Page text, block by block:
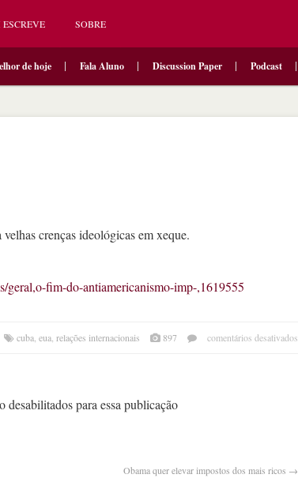
SOBRE
de hoje Fala Aluno Discussion Paper Podcast
crenças ideológicas em xeque.
geral,o-fim-do-antiamericanismo-imp-,1619555
cuba eua relações internacionais 897 comentários desativados
desabilitados para essa publicação
Obama quer elevar impostos dos mais ricos →